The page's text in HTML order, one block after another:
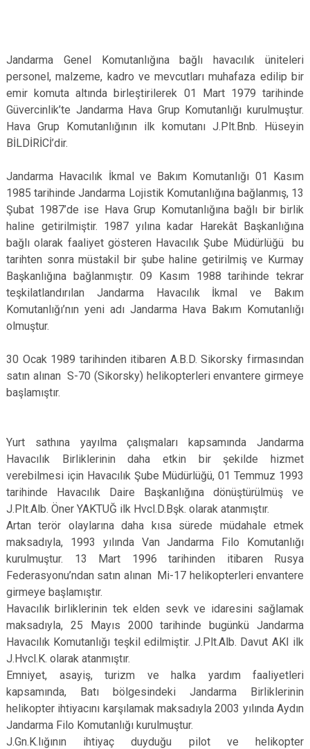
Jandarma Genel Komutanlığına bağlı havacılık üniteleri
personel, malzeme, kadro ve mevcutları muhafaza edilip bir
emir komuta altında birleştirilerek 01 Mart 1979 tarihinde
Güvercinlik’te Jandarma Hava Grup Komutanlığı kurulmuştur.
Hava Grup Komutanlığının ilk komutanı J.Plt.Bnb. Hüseyin
BİLDİRİCİ’dir.
Jandarma Havacılık İkmal ve Bakım Komutanlığı 01 Kasım
1985 tarihinde Jandarma Lojistik Komutanlığına bağlanmış, 13
Şubat 1987’de ise Hava Grup Komutanlığına bağlı bir birlik
haline getirilmiştir. 1987 yılına kadar Harekât Başkanlığına
bağlı olarak faaliyet gösteren Havacılık Şube Müdürlüğü bu
tarihten sonra müstakil bir şube haline getirilmiş ve Kurmay
Başkanlığına bağlanmıştır. 09 Kasım 1988 tarihinde tekrar
teşkilatlandırılan Jandarma Havacılık İkmal ve Bakım
Komutanlığı’nın yeni adı Jandarma Hava Bakım Komutanlığı
olmuştur.
30 Ocak 1989 tarihinden itibaren A.B.D. Sikorsky firmasından
satın alınan S-70 (Sikorsky) helikopterleri envantere girmeye
başlamıştır.
Yurt sathına yayılma çalışmaları kapsamında Jandarma
Havacılık Birliklerinin daha etkin bir şekilde hizmet
verebilmesi için Havacılık Şube Müdürlüğü, 01 Temmuz 1993
tarihinde Havacılık Daire Başkanlığına dönüştürülmüş ve
J.Plt.Alb. Öner YAKTUĞ ilk Hvcl.D.Bşk. olarak atanmıştır.
Artan terör olaylarına daha kısa sürede müdahale etmek
maksadıyla, 1993 yılında Van Jandarma Filo Komutanlığı
kurulmuştur. 13 Mart 1996 tarihinden itibaren Rusya
Federasyonu’ndan satın alınan Mi-17 helikopterleri envantere
girmeye başlamıştır.
Havacılık birliklerinin tek elden sevk ve idaresini sağlamak
maksadıyla, 25 Mayıs 2000 tarihinde bugünkü Jandarma
Havacılık Komutanlığı teşkil edilmiştir. J.Plt.Alb. Davut AKI ilk
J.Hvcl.K. olarak atanmıştır.
Emniyet, asayiş, turizm ve halka yardım faaliyetleri
kapsamında, Batı bölgesindeki Jandarma Birliklerinin
helikopter ihtiyacını karşılamak maksadıyla 2003 yılında Aydın
Jandarma Filo Komutanlığı kurulmuştur.
J.Gn.K.lığının ihtiyaç duyduğu pilot ve helikopter